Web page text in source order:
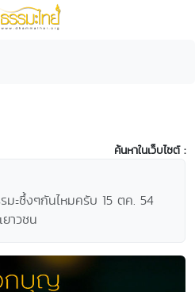
ค้นหาในเว็บไซต์ :
มะซึ้งๆกันไหมครับ 15 ตค. 54
าวชน